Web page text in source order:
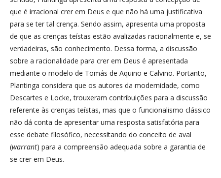
que é irracional crer em Deus e que não há uma justificativa
para se ter tal crença. Sendo assim, apresenta uma proposta
de que as crenças teístas estão avalizadas racionalmente e, se
verdadeiras, são conhecimento. Dessa forma, a discussão
sobre a racionalidade para crer em Deus é apresentada
mediante o modelo de Tomás de Aquino e Calvino. Portanto,
Plantinga considera que os autores da modernidade, como
Descartes e Locke, trouxeram contribuições para a discussão
referente às crenças teístas, mas que o funcionalismo clássico
não dá conta de apresentar uma resposta satisfatória para
esse debate filosófico, necessitando do conceito de aval
(warrant) para a compreensão adequada sobre a garantia de
se crer em Deus.